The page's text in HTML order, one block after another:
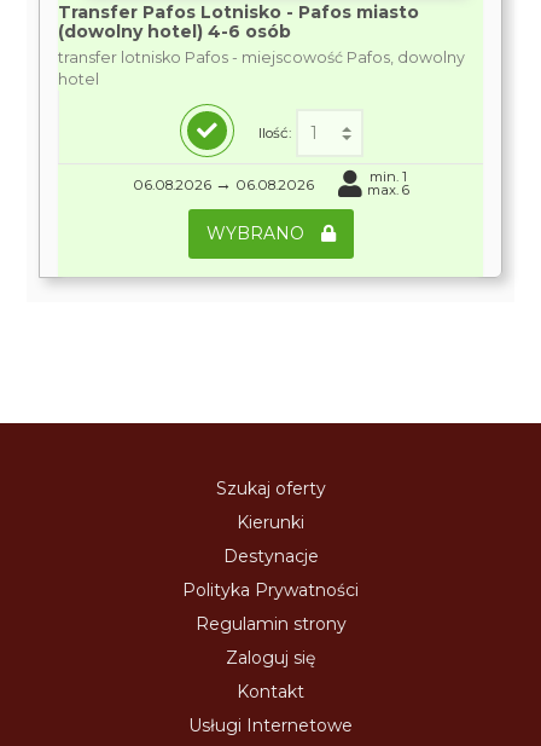
Transfer Pafos Lotnisko - Pafos miasto
(dowolny hotel) 4-6 osób
transfer lotnisko Pafos - miejscowość Pafos, dowolny
hotel
Ilość:
06.08.2026 → 06.08.2026 min. 1
max. 6
WYBRANO
Szukaj oferty
Kierunki
Destynacje
Polityka Prywatności
Regulamin strony
Zaloguj się
Kontakt
Usługi Internetowe